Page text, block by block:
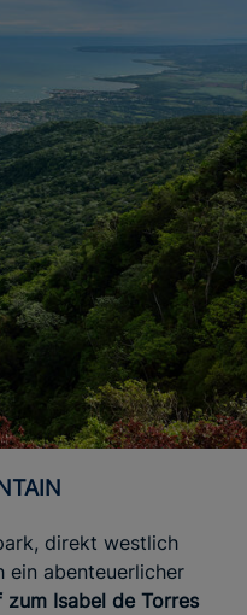
direkt westlich
ein abenteuerlicher
zum Isabel de Torres